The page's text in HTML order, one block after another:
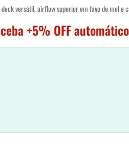
versátil, airflow superior em favo de mel e
+5% OFF